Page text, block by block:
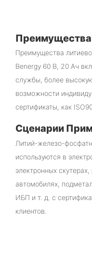
Преимущества
Benergy 60 В, 20 Ач
службы, более
возможности
сертификаты, как
Сценарии
Литий-железо-
используются в
электронных
автомобилях,
ИБП и т. д. с
клиентов.